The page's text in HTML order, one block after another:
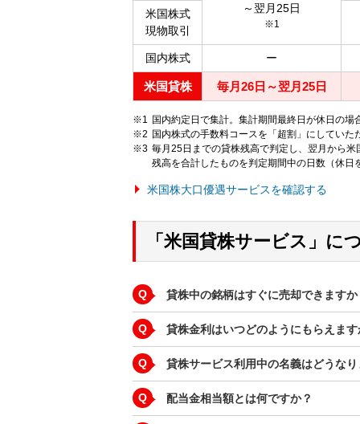
～翌月25日
※1
米国株式
現物取引
国内株式 ー
米国貸株 毎月26日～翌月25日
国内約定日で集計。集計期間最終日が休日の場
国内株式の手数料コースを「超割」にしていた
毎月25日までの貸株残高で判定し、翌月から
残高を合計したものを判定期間中の日数（休日
米国株大口優遇サービスを確認する
「米国貸株サービス」に
Q 貸株中の銘柄はすぐに売却できますか
Q 貸株金利はいつどのようにもらえます
Q 貸株サービス利用中の名義はどうな
Q 配当金相当額とは何ですか？